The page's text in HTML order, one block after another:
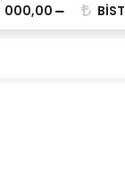
000,00 BİST